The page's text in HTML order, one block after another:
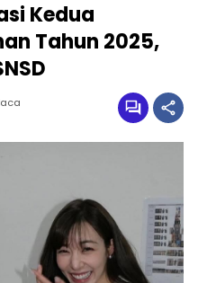
Kedua
Tahun 2025,